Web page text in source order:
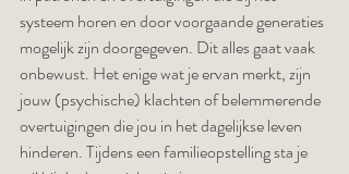
systeem horen en door voorgaande generaties
mogelijk zijn doorgegeven. Dit alles gaat vaak
onbewust. Het enige wat je ervan merkt, zijn
jouw (psychische) klachten of belemmerende
overtuigingen die jou in het dagelijkse leven
hinderen. Tijdens een familieopstelling sta je